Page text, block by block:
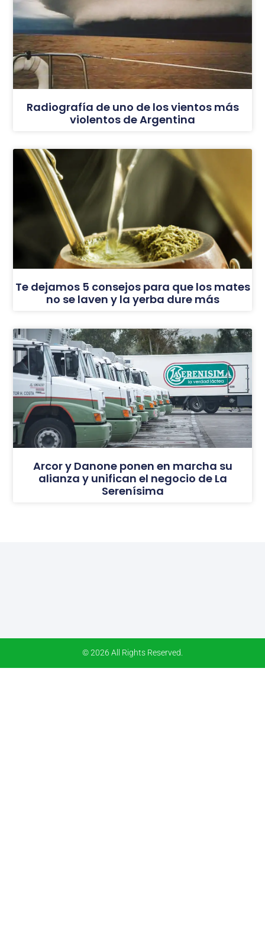
Radiografía de uno de los vientos más
violentos de Argentina
Te dejamos 5 consejos para que los mates
no se laven y la yerba dure más
Arcor y Danone ponen en marcha su
alianza y unifican el negocio de La
Serenísima
© 2026 All Rights Reserved.